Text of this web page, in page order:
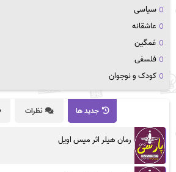
سیاسی
عاشقانه
غمگین
فلسفی
کودک و نوجوان
جدید ها نظرات
رمان هیلر اثر میس اویل